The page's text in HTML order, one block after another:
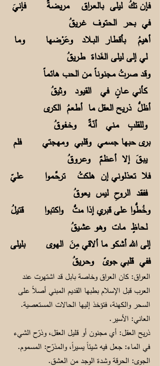
فإن تكُ ليلى بالـعـراق مريضةٌ فإنيَ
في بحر الحتوف غـريقُ
أهيمُ بأقطار البــلاد وعَرْضها وما
لي إلى ليلى الغَداة طـريقُ
وقد صرتُ مجنوناً من الحب هائماً
كأني عــانٍ في القيود وثيقُ
أظلُّ ذريح العقل ما أطعمُ الكرى
وللقلبِ مـني أنّةٌ وخــفوقُ
برى حبها جسمي وقلبي ومهجتي فلم
يبـقَ إلا أعظمٌ وعـروقُ
فلا تعذلوني إن هلكتُ ترحَّـموا عليّ
ففقد الروحِ ليس يعوقُ
وخُطُّوا على قبري إذا متُّ واكتبوا قتيلُ
لحاظٍ مات وهو عشـيقُ
إلى الله أشكو ما ألاقي مِنَ الهوى بليلى
ففي قلبي جوىً وحـريقُ
العراق: كان العراق وخاصة بابل قد اشتهرت عند
العرب قبل الإسلام بطبها القديم المبني أصلاً على
السحر والكهنة، فتؤخذ إليها الحالات المستعصية.
العاني: الأسير.
ذريح العقل: أي مجنون أو قليل العقل، وذرّح الشيء
في الماء: جعل فيه شيئاً يسيراً، والمذرّح: المسموم.
الجوى: الحرقة وشدة الوجد من العشق.